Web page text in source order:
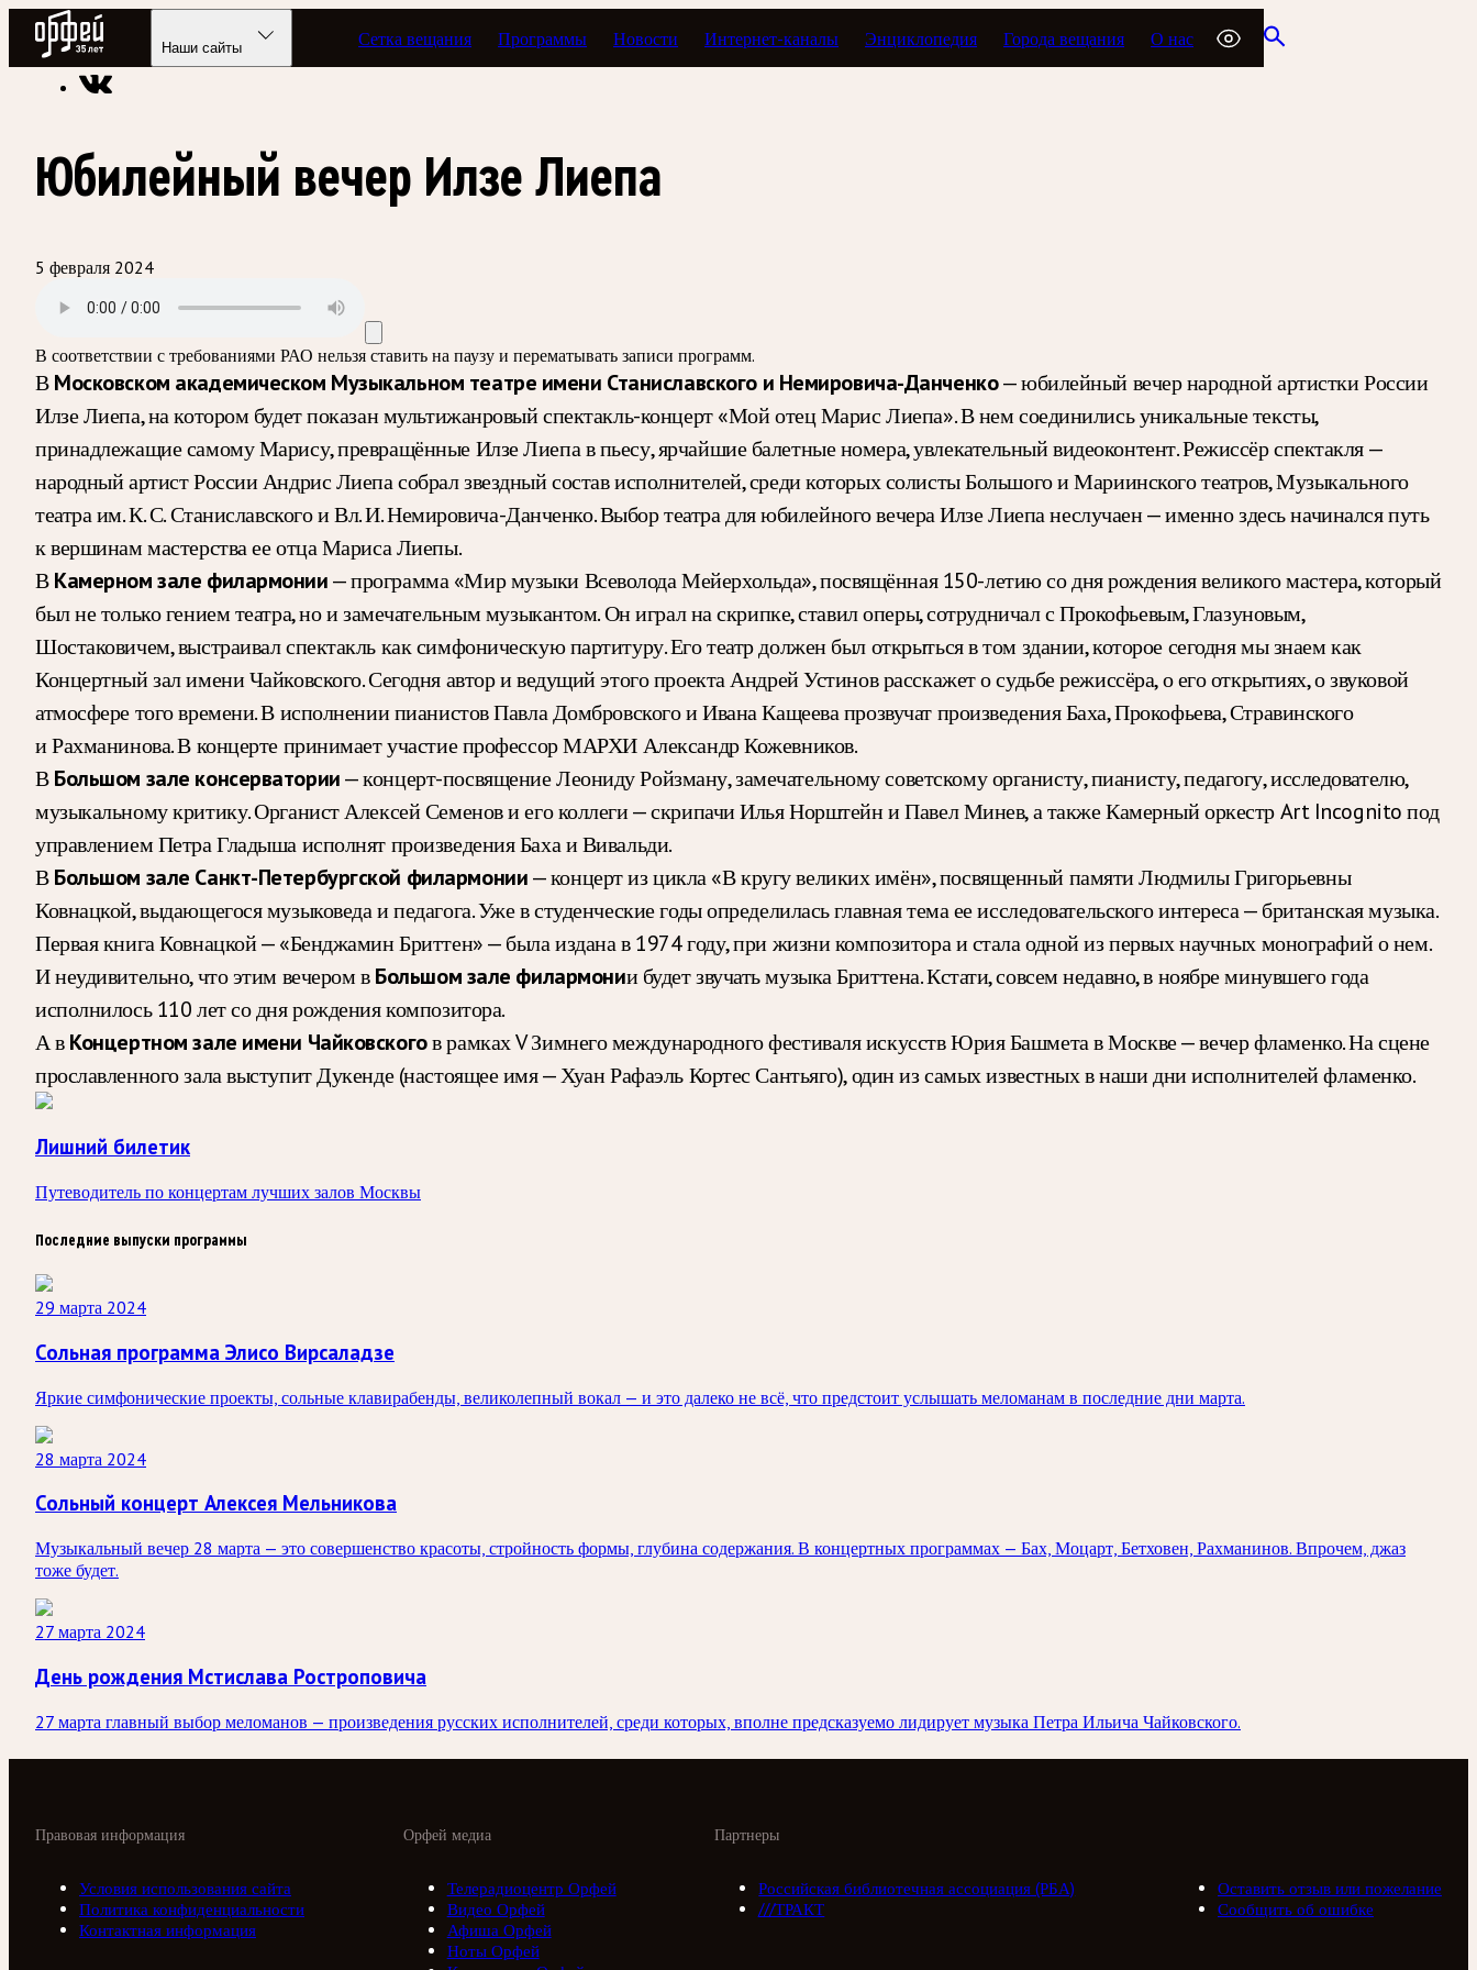
Радио Орфей
Наши сайты Сетка вещания Программы Новости Интернет-каналы Энциклопедия Города вещания О нас
Радио классической музыки «Орфей» Подкасты Лишний билетик
Юбилейный вечер Илзе Лиепа
5 февраля 2024
В соответствии с требованиями РАО нельзя ставить на паузу и перематывать записи программ.
ВМосковском академическом Музыкальном театре имени Станиславского и Немировича-Данченко— юбилейный вечер народной артистки России
Илзе Лиепа, на котором будет показан мультижанровый спектакль-концерт «Мой отец Марис Лиепа». В нем соединились уникальные тексты,
принадлежащие самому Марису, превращённые Илзе Лиепа в пьесу, ярчайшие балетные номера, увлекательный видеоконтент. Режиссёр спектакля —
народный артист России Андрис Лиепа собрал звездный состав исполнителей, среди которых солисты Большого и Мариинского театров, Музыкального
театра им. К. С. Станиславского и Вл. И. Немировича-Данченко. Выбор театра для юбилейного вечера Илзе Лиепа неслучаен — именно здесь начинался путь
к вершинам мастерства ее отца Мариса Лиепы.
ВКамерном зале филармонии— программа «Мир музыки Всеволода Мейерхольда», посвящённая 150-летию со дня рождения великого мастера, который
был не только гением театра, но и замечательным музыкантом. Он играл на скрипке, ставил оперы, сотрудничал с Прокофьевым, Глазуновым,
Шостаковичем, выстраивал спектакль как симфоническую партитуру. Его театр должен был открыться в том здании, которое сегодня мы знаем как
Концертный зал имени Чайковского. Сегодня автор и ведущий этого проекта Андрей Устинов расскажет о судьбе режиссёра, о его открытиях, о звуковой
атмосфере того времени. В исполнении пианистов Павла Домбровского и Ивана Кащеева прозвучат произведения Баха, Прокофьева, Стравинского
и Рахманинова. В концерте принимает участие профессор МАРХИ Александр Кожевников.
ВБольшом зале консерватории— концерт-посвящение Леониду Ройзману, замечательному советскому органисту, пианисту, педагогу, исследователю,
музыкальному критику. Органист Алексей Семенов и его коллеги — скрипачи Илья Норштейн и Павел Минев, а также Камерный оркестр Art Incognito под
управлением Петра Гладыша исполнят произведения Баха и Вивальди.
ВБольшом зале Санкт-Петербургской филармонии— концерт из цикла «В кругу великих имён», посвященный памяти Людмилы Григорьевны
Ковнацкой, выдающегося музыковеда и педагога. Уже в студенческие годы определилась главная тема ее исследовательского интереса — британская музыка.
Первая книга Ковнацкой — «Бенджамин Бриттен» — была издана в 1974 году, при жизни композитора и стала одной из первых научных монографий о нем.
И неудивительно, что этим вечером вБольшом зале филармонии будет звучать музыка Бриттена. Кстати, совсем недавно, в ноябре минувшего года
исполнилось 110 лет со дня рождения композитора.
А вКонцертном зале имени Чайковскогов рамках V Зимнего международного фестиваля искусств Юрия Башмета в Москве — вечер фламенко. На сцене
прославленного зала выступит Дукенде (настоящее имя — Хуан Рафаэль Кортес Сантьяго), один из самых известных в наши дни исполнителей фламенко.
Лишний билетик
Путеводитель по концертам лучших залов Москвы
Последние выпуски программы
29 марта 2024
Сольная программа Элисо Вирсаладзе
Яркие симфонические проекты, сольные клавирабенды, великолепный вокал — и это далеко не всё, что предстоит услышать меломанам в последние дни марта.
28 марта 2024
Сольный концерт Алексея Мельникова
Музыкальный вечер 28 марта — это совершенство красоты, стройность формы, глубина содержания. В концертных программах — Бах, Моцарт, Бетховен, Рахманинов. Впрочем, джаз
тоже будет.
27 марта 2024
День рождения Мстислава Ростроповича
27 марта главный выбор меломанов — произведения русских исполнителей, среди которых, вполне предсказуемо лидирует музыка Петра Ильича Чайковского.
Орфей медиа
Телерадиоцентр Орфей
Видео Орфей
Афиша Орфей
Ноты Орфей
Партнеры
Российская библиотечная ассоциация (РБА)
///ТРАКТ
Правовая информация
Условия использования сайта
Политика конфиденциальности
Контактная информация
Оставить отзыв или пожелание
Сообщить об ошибке